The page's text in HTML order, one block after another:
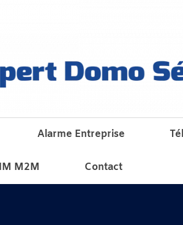
Alarme Entreprise
M2M Contact